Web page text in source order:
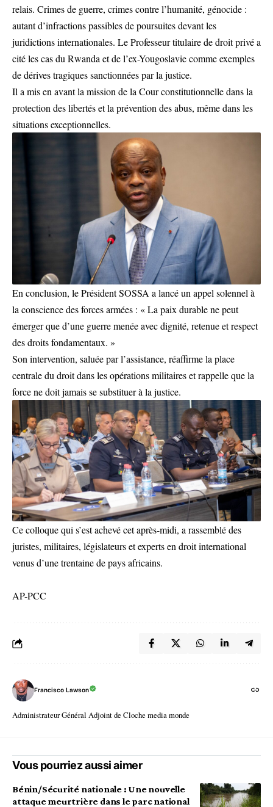
relais. Crimes de guerre, crimes contre l’humanité, génocide :
autant d’infractions passibles de poursuites devant les
juridictions internationales. Le Professeur titulaire de droit privé a
cité les cas du Rwanda et de l’ex-Yougoslavie comme exemples
de dérives tragiques sanctionnées par la justice.
Il a mis en avant la mission de la Cour constitutionnelle dans la
protection des libertés et la prévention des abus, même dans les
situations exceptionnelles.
En conclusion, le Président SOSSA a lancé un appel solennel à
la conscience des forces armées : « La paix durable ne peut
émerger que d’une guerre menée avec dignité, retenue et respect
des droits fondamentaux. »
Son intervention, saluée par l’assistance, réaffirme la place
centrale du droit dans les opérations militaires et rappelle que la
force ne doit jamais se substituer à la justice.
Ce colloque qui s’est achevé cet après-midi, a rassemblé des
juristes, militaires, législateurs et experts en droit international
venus d’une trentaine de pays africains.
AP-PCC
Francisco Lawson
Administrateur Général Adjoint de Cloche media monde
Vous pourriez aussi aimer
Bénin/Sécurité nationale : Une nouvelle
attaque meurtrière dans le parc national